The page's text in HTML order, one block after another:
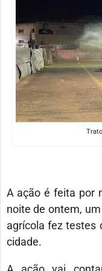
A ação é feita por
noite de ontem,
agrícola fez testes
cidade.